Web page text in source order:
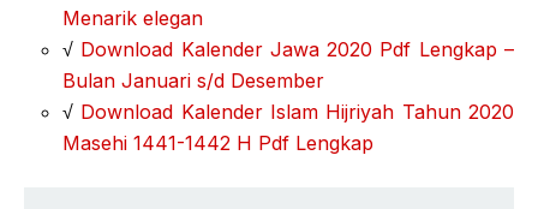
Menarik elegan
√ Download Kalender Jawa 2020 Pdf Lengkap –
Bulan Januari s/d Desember
√ Download Kalender Islam Hijriyah Tahun 2020
Masehi 1441-1442 H Pdf Lengkap